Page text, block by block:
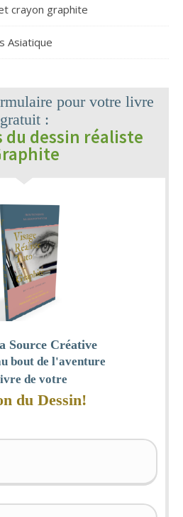
crayon graphite
Asiatique
pour votre livre
gratuit :
du dessin réaliste
Source Créative
bout de l'aventure
de votre
du Dessin!